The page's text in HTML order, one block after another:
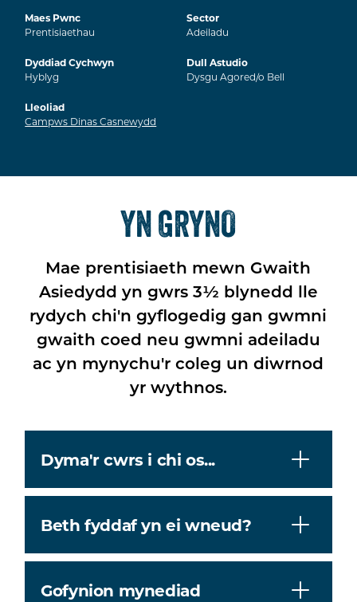
Maes Pwnc
Prentisiaethau
Sector
Adeiladu
Dyddiad Cychwyn
Hyblyg
Dull Astudio
Dysgu Agored/o Bell
Lleoliad
Campws Dinas Casnewydd
YN GRYNO
Mae prentisiaeth mewn Gwaith
Asiedydd yn gwrs 3½ blynedd lle
rydych chi'n gyflogedig gan gwmni
gwaith coed neu gwmni adeiladu
ac yn mynychu'r coleg un diwrnod
yr wythnos.
Dyma'r cwrs i chi os...
Beth fyddaf yn ei wneud?
Gofynion mynediad